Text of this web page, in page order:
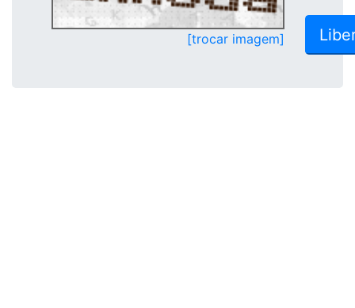
[trocar imagem]